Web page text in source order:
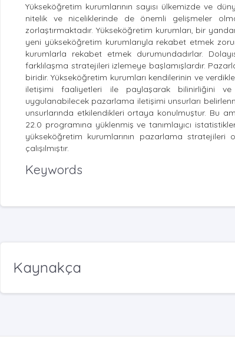
Yükseköğretim kurumlarının sayısı ülkemizde ve
nitelik ve niceliklerinde de önemli gelişmeler
zorlaştırmaktadır. Yükseköğretim kurumları, bir
yeni yükseköğretim kurumlarıyla rekabet etmek
kurumlarla rekabet etmek durumundadırlar.
farklılaşma stratejileri izlemeye başlamışlardır.
biridir. Yükseköğretim kurumları kendilerinin ve
iletişimi faaliyetleri ile paylaşarak bilinirliğini ve
uygulanabilecek pazarlama iletişimi unsurları
unsurlarında etkilendikleri ortaya konulmuştur. Bu
22.0 programına yüklenmiş ve tanımlayıcı
yükseköğretim kurumlarının pazarlama
çalışılmıştır.
Keywords
Kaynakça